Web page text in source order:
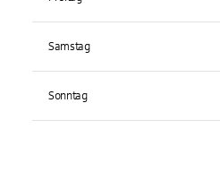
Samstag
Sonntag